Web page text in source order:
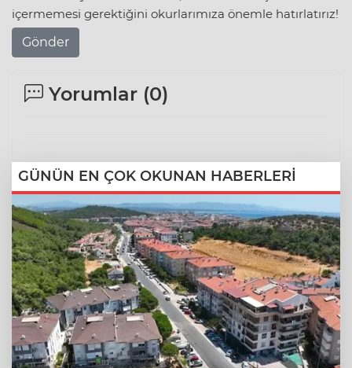
içermemesi gerektiğini okurlarımıza önemle hatırlatırız!
Gönder
Yorumlar (0)
GÜNÜN EN ÇOK OKUNAN HABERLERİ